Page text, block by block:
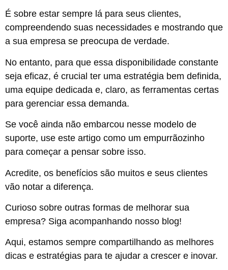
É sobre estar sempre lá para seus clientes,
compreendendo suas necessidades e mostrando que
a sua empresa se preocupa de verdade.
No entanto, para que essa disponibilidade constante
seja eficaz, é crucial ter uma estratégia bem definida,
uma equipe dedicada e, claro, as ferramentas certas
para gerenciar essa demanda.
Se você ainda não embarcou nesse modelo de
suporte, use este artigo como um empurrãozinho
para começar a pensar sobre isso.
Acredite, os benefícios são muitos e seus clientes
vão notar a diferença.
Curioso sobre outras formas de melhorar sua
empresa? Siga acompanhando nosso blog!
Aqui, estamos sempre compartilhando as melhores
dicas e estratégias para te ajudar a crescer e inovar.